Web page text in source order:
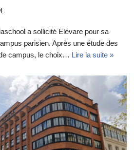
a sollicité Elevare pour sa
parisien. Après une étude des
campus, le choix… Lire la suite »